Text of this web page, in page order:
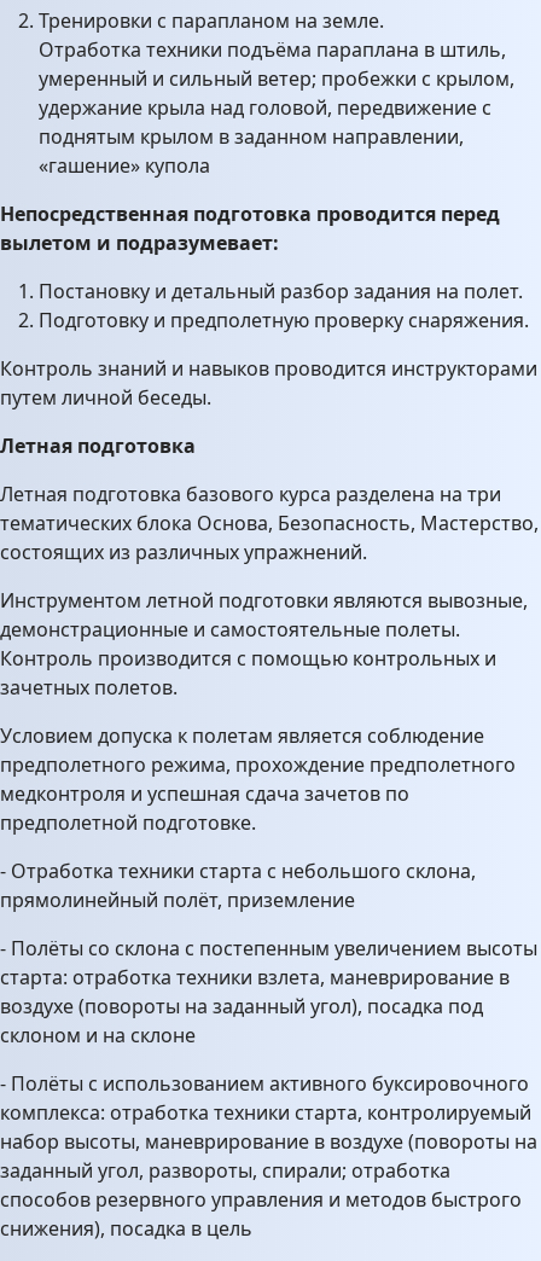
Тренировки с парапланом на земле.
Отработка техники подъёма параплана в штиль,
умеренный и сильный ветер; пробежки с крылом,
удержание крыла над головой, передвижение с
поднятым крылом в заданном направлении,
«гашение» купола
Непосредственная подготовка проводится перед
вылетом и подразумевает:
Постановку и детальный разбор задания на полет.
Подготовку и предполетную проверку снаряжения.
Контроль знаний и навыков проводится инструкторами
путем личной беседы.
Летная подготовка
Летная подготовка базового курса разделена на три
тематических блока Основа, Безопасность, Мастерство,
состоящих из различных упражнений.
Инструментом летной подготовки являются вывозные,
демонстрационные и самостоятельные полеты.
Контроль производится с помощью контрольных и
зачетных полетов.
Условием допуска к полетам является соблюдение
предполетного режима, прохождение предполетного
медконтроля и успешная сдача зачетов по
предполетной подготовке.
- Отработка техники старта с небольшого склона,
прямолинейный полёт, приземление
- Полёты со склона с постепенным увеличением высоты
старта: отработка техники взлета, маневрирование в
воздухе (повороты на заданный угол), посадка под
склоном и на склоне
- Полёты с использованием активного буксировочного
комплекса: отработка техники старта, контролируемый
набор высоты, маневрирование в воздухе (повороты на
заданный угол, развороты, спирали; отработка
способов резервного управления и методов быстрого
снижения), посадка в цель